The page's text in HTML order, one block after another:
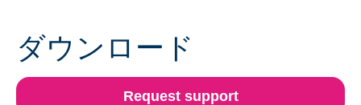
ダウンロード
Request support